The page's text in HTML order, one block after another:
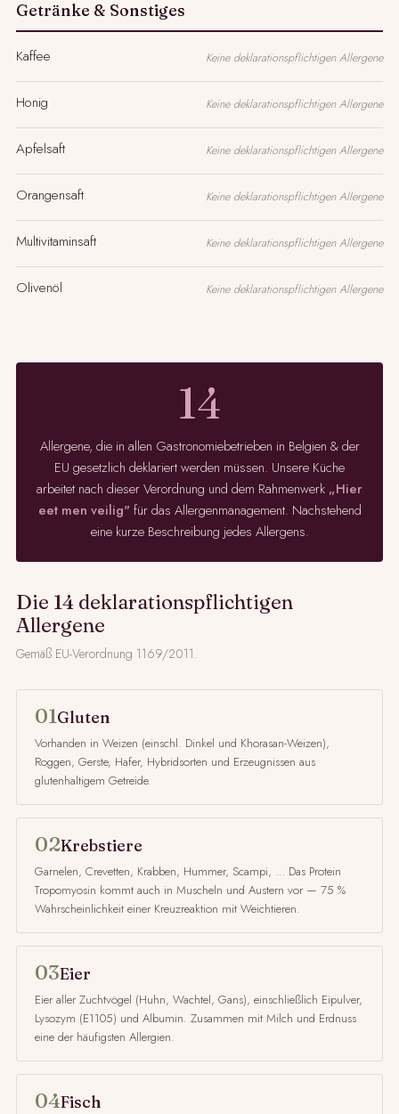
Getränke & Sonstiges
Kaffee Keine deklarationspflichtigen Allergene
Honig Keine deklarationspflichtigen Allergene
Apfelsaft Keine deklarationspflichtigen Allergene
Orangensaft Keine deklarationspflichtigen Allergene
Multivitaminsaft Keine deklarationspflichtigen Allergene
Olivenöl Keine deklarationspflichtigen Allergene
14
Allergene, die in allen Gastronomiebetrieben in Belgien & der
EU gesetzlich deklariert werden müssen. Unsere Küche
arbeitet nach dieser Verordnung und dem Rahmenwerk „Hier
eet men veilig"für das Allergenmanagement. Nachstehend
eine kurze Beschreibung jedes Allergens.
Die 14 deklarationspflichtigen
Allergene
Gemäß EU-Verordnung 1169/2011.
01Gluten
Vorhanden in Weizen (einschl. Dinkel und Khorasan-Weizen),
Roggen, Gerste, Hafer, Hybridsorten und Erzeugnissen aus
glutenhaltigem Getreide.
02Krebstiere
Garnelen, Crevetten, Krabben, Hummer, Scampi, … Das Protein
Tropomyosin kommt auch in Muscheln und Austern vor — 75 %
Wahrscheinlichkeit einer Kreuzreaktion mit Weichtieren.
03Eier
Eier aller Zuchtvögel (Huhn, Wachtel, Gans), einschließlich Eipulver,
Lysozym (E1105) und Albumin. Zusammen mit Milch und Erdnuss
eine der häufigsten Allergien.
04Fisch